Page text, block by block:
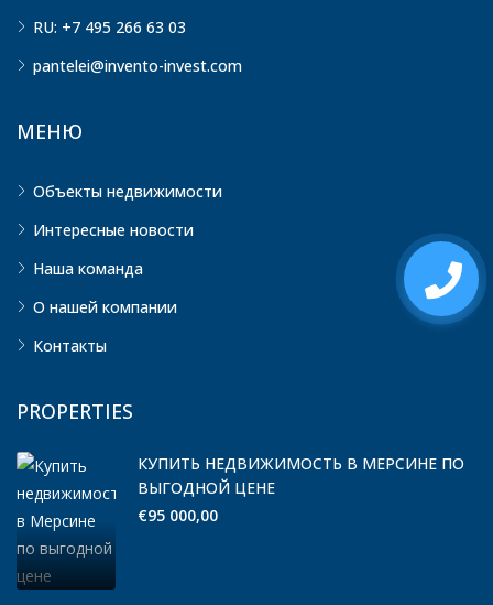
RU: +7 495 266 63 03
pantelei@invento-invest.com
МЕНЮ
Объекты недвижимости
Интересные новости
Наша команда
О нашей компании
Контакты
PROPERTIES
КУПИТЬ НЕДВИЖИМОСТЬ В МЕРСИНЕ ПО
ВЫГОДНОЙ ЦЕНЕ
€95 000,00